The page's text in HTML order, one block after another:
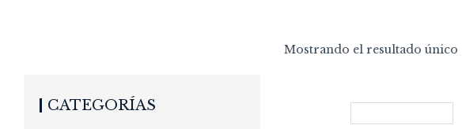
CATEGORÍAS
Mostrando el resultado único